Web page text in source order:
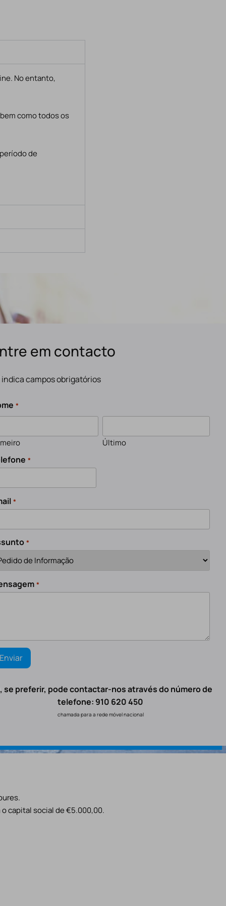
No entanto,
como todos os
de
em contacto
indica campos obrigatórios
*
Último
*
*
*
*
se preferir, pode contactar-nos através do número de
telefone: 910 620 450
chamada para a rede móvel nacional
capital social de €5.000,00.